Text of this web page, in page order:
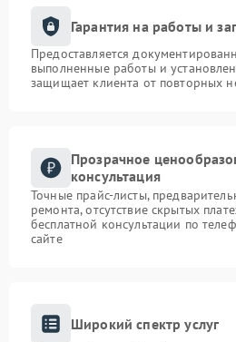
Гарантия на работы и
Предоставляется
выполненные работы и
защищает клиента от повторных
Прозрачное
консультация
Точные прайс-листы,
ремонта, отсутствие скрытых
бесплатной консультации по
сайте
Широкий спектр услуг